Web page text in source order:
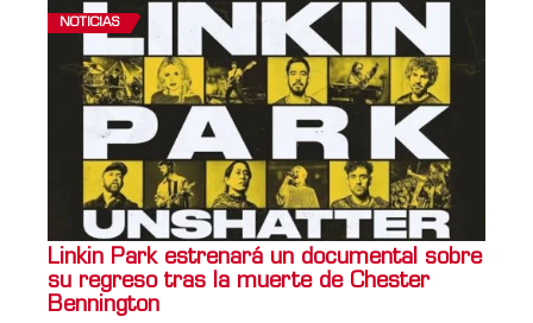
NOTICIAS
Linkin Park estrenará un documental sobre
su regreso tras la muerte de Chester
Bennington